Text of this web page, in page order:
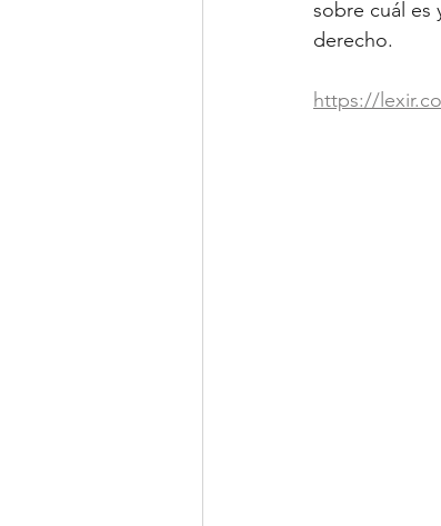
sobre cuál es
derecho.
https://